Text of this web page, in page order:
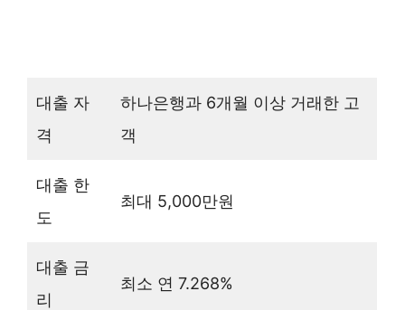
대출 자
격
하나은행과 6개월 이상 거래한 고
객
대출 한
도
최대 5,000만원
대출 금
리
최소 연 7.268%